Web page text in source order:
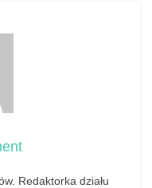
Redaktorka działu